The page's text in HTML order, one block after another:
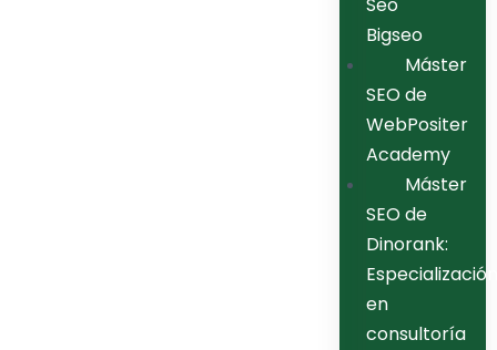
Bigseo
Máster
SEO de
WebPositer
Academy
Máster
SEO de
Dinorank:
Especialización
en
consultoría